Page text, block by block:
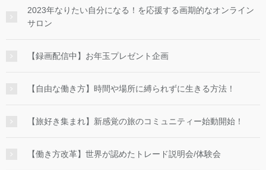
2023年なりたい自分になる！を応援する画期的なオンライン
サロン
【録画配信中】お年玉プレゼント企画
【自由な働き方】時間や場所に縛られずに生きる方法！
【旅好き集まれ】新感覚の旅のコミュニティー始動開始！
【働き方改革】世界が認めたトレード説明会/体験会